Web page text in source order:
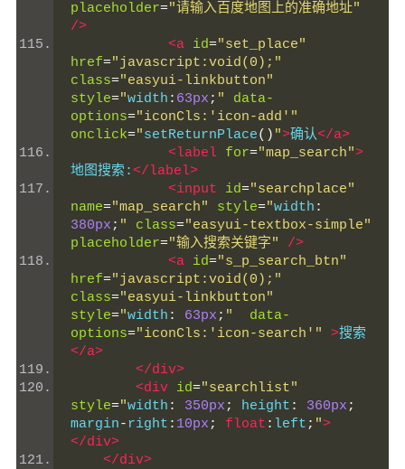
placeholder="请输入百度地图上的准确地址"
/>
<a id="set_place"
href="javascript:void(0);"
class="easyui-linkbutton"
style="width : 63px ; "
data-
options="iconCls:'icon-add'"
onclick="setReturnPlace() ">确认</a>
<label for="map_search">
地图搜索:</label>
<input
id="searchplace"
name="map_search" style="width :
380px ; " class="easyui-textbox-simple"
placeholder="输入搜索关键字"
/>
<a id="s_p_search_btn"
href="javascript:void(0);"
class="easyui-linkbutton"
style="width : 63px ; "
data-
options="iconCls:'icon-search'" >搜索
</a>
</div>
<div id="searchlist"
style="width : 350px ; height : 360px ;
margin-right : 10px ; float : left ; ">
</div>
</div>